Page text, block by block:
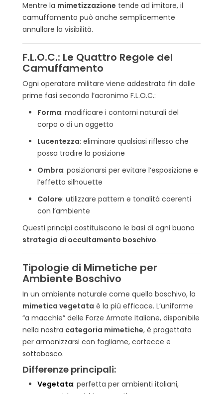
Mentre la mimetizzazione tende ad imitare, il
camuffamento può anche semplicemente
annullare la visibilità.
F.L.O.C.: Le Quattro Regole del
Camuffamento
Ogni operatore militare viene addestrato fin dalle
prime fasi secondo l’acronimo F.L.O.C.:
Forma: modificare i contorni naturali del
corpo o di un oggetto
Lucentezza: eliminare qualsiasi riflesso che
possa tradire la posizione
Ombra: posizionarsi per evitare l’esposizione e
l’effetto silhouette
Colore: utilizzare pattern e tonalità coerenti
con l’ambiente
Questi principi costituiscono le basi di ogni buona
strategia di occultamento boschivo.
Tipologie di Mimetiche per
Ambiente Boschivo
In un ambiente naturale come quello boschivo, la
mimetica vegetata è la più efficace. L’uniforme
“a macchie” delle Forze Armate Italiane, disponibile
nella nostra categoria mimetiche, è progettata
per armonizzarsi con fogliame, cortecce e
sottobosco.
Differenze principali:
Vegetata: perfetta per ambienti italiani,